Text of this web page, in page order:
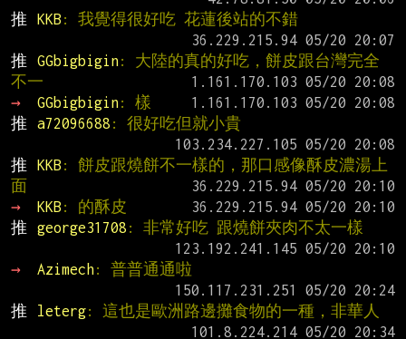
推
KKB : 我覺得很好吃 花蓮後站的不錯
推
GGbigbigin: 大陸的真的好吃，餅皮跟台灣完全
不一
→
GGbigbigin: 樣
推
a72096688 : 很好吃但就小貴
推
KKB : 餅皮跟燒餅不一樣的，那口感像酥皮濃湯上
面
→
KKB : 的酥皮
推
george31708 : 非常好吃 跟燒餅夾肉不太一樣
→
Azimech: 普普通通啦
推
leterg: 這也是歐洲路邊攤食物的一種，非華人